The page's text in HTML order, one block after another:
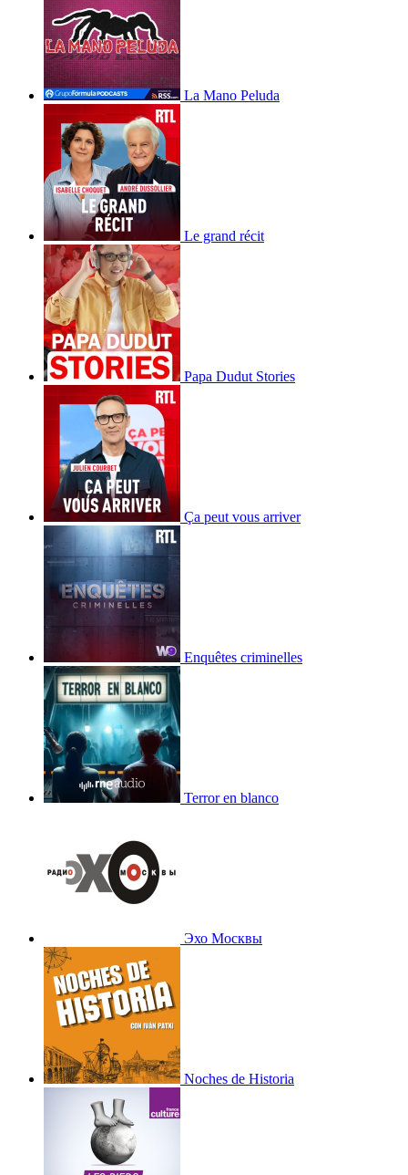
La Mano Peluda
Le grand récit
Papa Dudut Stories
Ça peut vous arriver
Enquêtes criminelles
Terror en blanco
Эхо Москвы
Noches de Historia